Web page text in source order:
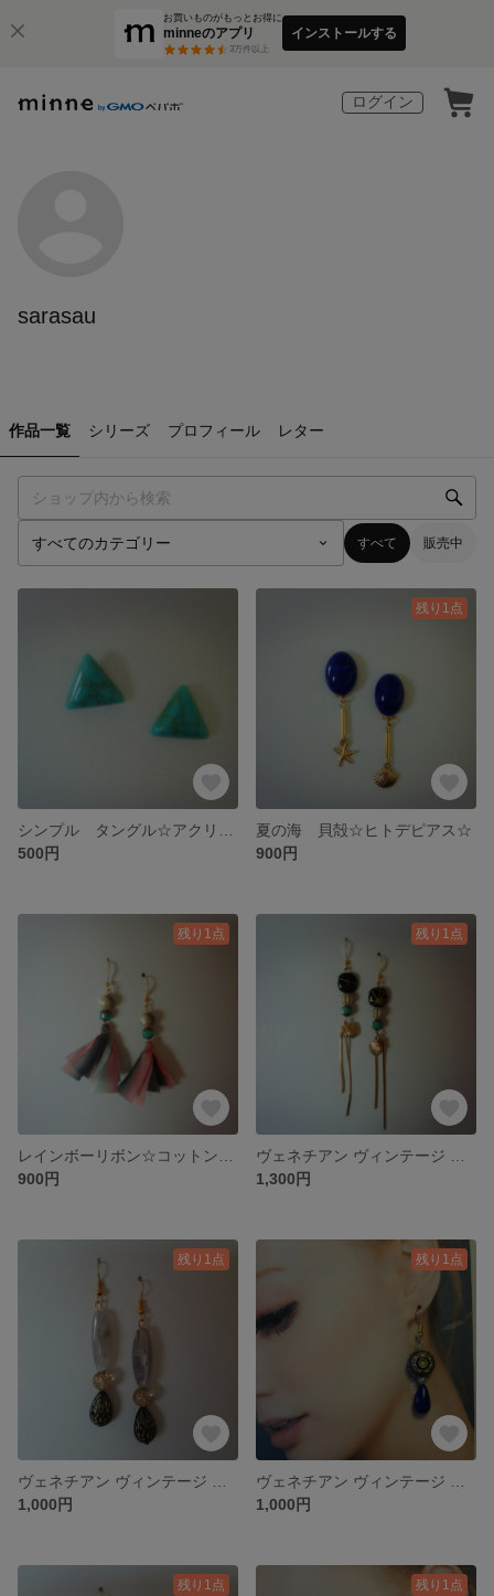
お買いものがもっとお得に
minneのアプリ
3万件以上
インストールする
ログイン
sarasau
作品一覧 シリーズ プロフィール レター
すべて 販売中
500円
残り1点
夏の海 貝殻☆ヒトデピアス☆
900円
残り1点
900円
残り1点
1,300円
残り1点
1,000円
残り1点
1,000円
残り1点 残り1点